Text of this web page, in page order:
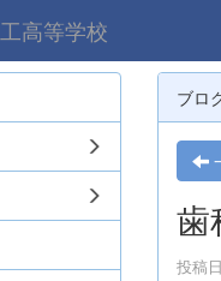
高等学校
ブロ
歯
投稿